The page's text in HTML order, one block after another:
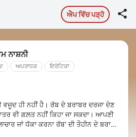
ਐਪ ਵਿੱਚ ਪੜ੍ਹੋ 
ਨਾਸ਼ਨੀ
ਅਪਰਾਧਕ ਇਰੋਟਿਕਾ
ਵਜੂਦ ਹੀ ਨਹੀਂ ਹੈ। ਰੱਬ ਦੇ ਬਰਾਬਰ ਦਰਜਾ ਦੇਣ
ਵੀ ਗਲ਼ਤ ਨਹੀਂ ਕਿਹਾ ਜਾ ਸਕਦਾ। ਆਪਣੀ
ਜਾਂ ਧੱਕਾ ਕਰਨਾ ਰੱਬ' ਦੀ ਤੌਹੀਨ ਦੇ ਬਰਾਬਰ